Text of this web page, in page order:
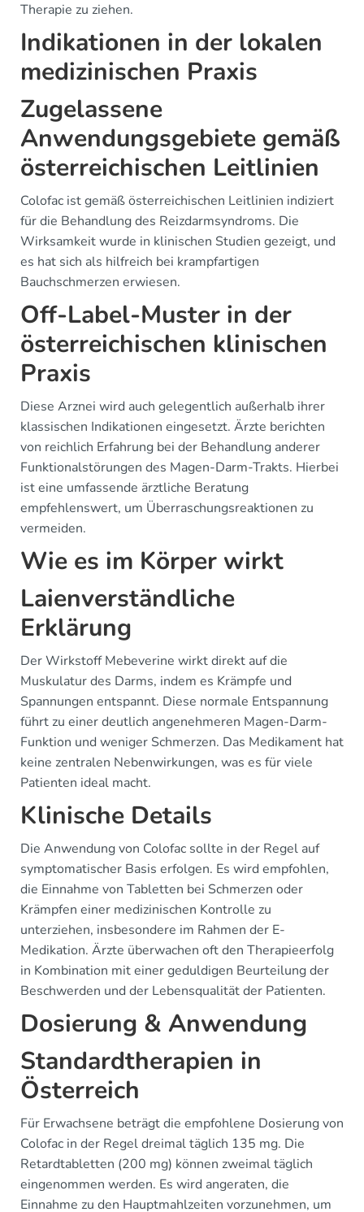
Therapie zu ziehen.
Indikationen in der lokalen
medizinischen Praxis
Zugelassene
Anwendungsgebiete gemäß
österreichischen Leitlinien
Colofac ist gemäß österreichischen Leitlinien indiziert
für die Behandlung des Reizdarmsyndroms. Die
Wirksamkeit wurde in klinischen Studien gezeigt, und
es hat sich als hilfreich bei krampfartigen
Bauchschmerzen erwiesen.
Off-Label-Muster in der
österreichischen klinischen
Praxis
Diese Arznei wird auch gelegentlich außerhalb ihrer
klassischen Indikationen eingesetzt. Ärzte berichten
von reichlich Erfahrung bei der Behandlung anderer
Funktionalstörungen des Magen-Darm-Trakts. Hierbei
ist eine umfassende ärztliche Beratung
empfehlenswert, um Überraschungsreaktionen zu
vermeiden.
Wie es im Körper wirkt
Laienverständliche
Erklärung
Der Wirkstoff Mebeverine wirkt direkt auf die
Muskulatur des Darms, indem es Krämpfe und
Spannungen entspannt. Diese normale Entspannung
führt zu einer deutlich angenehmeren Magen-Darm-
Funktion und weniger Schmerzen. Das Medikament hat
keine zentralen Nebenwirkungen, was es für viele
Patienten ideal macht.
Klinische Details
Die Anwendung von Colofac sollte in der Regel auf
symptomatischer Basis erfolgen. Es wird empfohlen,
die Einnahme von Tabletten bei Schmerzen oder
Krämpfen einer medizinischen Kontrolle zu
unterziehen, insbesondere im Rahmen der E-
Medikation. Ärzte überwachen oft den Therapieerfolg
in Kombination mit einer geduldigen Beurteilung der
Beschwerden und der Lebensqualität der Patienten.
Dosierung & Anwendung
Standardtherapien in
Österreich
Für Erwachsene beträgt die empfohlene Dosierung von
Colofac in der Regel dreimal täglich 135 mg. Die
Retardtabletten (200 mg) können zweimal täglich
eingenommen werden. Es wird angeraten, die
Einnahme zu den Hauptmahlzeiten vorzunehmen, um